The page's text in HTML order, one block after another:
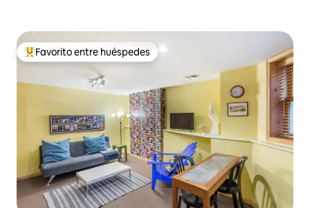
De los mejores en Favorito entre huéspedes
Favorito entre huéspedes